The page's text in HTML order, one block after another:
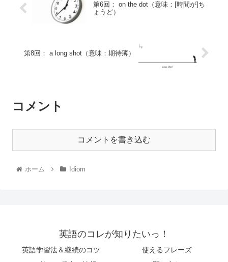
第6回： on the dot（意味：[時間が]ち
ょうど）
第8回： a long shot（意味：期待薄）
コメント
コメントを書き込む
ホーム Idiom
英語のコレが知りたいっ！
英語学習法＆継続のコツ
使えるフレーズ